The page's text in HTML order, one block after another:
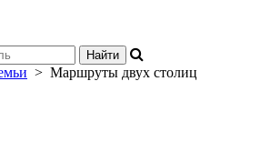
> Маршруты двух столиц